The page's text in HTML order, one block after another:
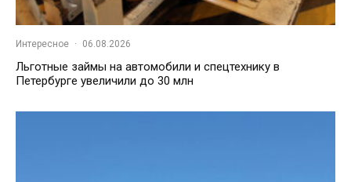
Интересное · 06.08.2026
Льготные займы на автомобили и спецтехнику в
Петербурге увеличили до 30 млн